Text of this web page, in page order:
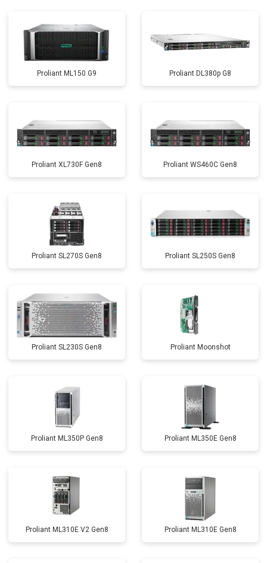
Proliant ML150 G9 Proliant DL380p G8
Proliant XL730F Gen8 Proliant WS460C Gen8
Proliant SL270S Gen8 Proliant SL250S Gen8
Proliant SL230S Gen8 Proliant Moonshot
Proliant ML350P Gen8 Proliant ML350E Gen8
Proliant ML310E V2 Gen8 Proliant ML310E Gen8